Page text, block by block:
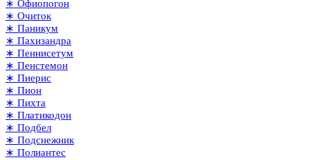
∗ Офиопогон
∗ Очиток
∗ Паникум
∗ Пахизандра
∗ Пеннисетум
∗ Пенстемон
∗ Пиерис
∗ Пион
∗ Пихта
∗ Платикодон
∗ Подбел
∗ Подснежник
∗ Полиантес